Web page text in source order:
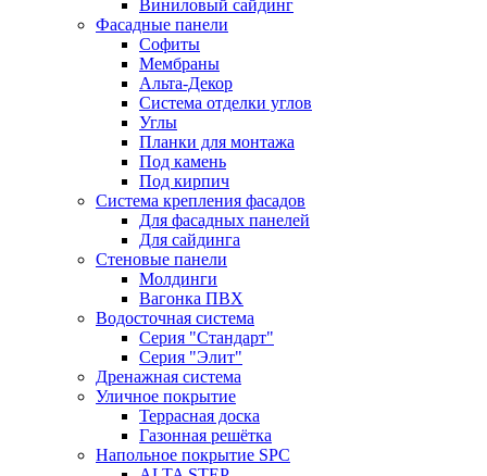
Виниловый сайдинг
Фасадные панели
Софиты
Мембраны
Альта-Декор
Система отделки углов
Углы
Планки для монтажа
Под камень
Под кирпич
Система крепления фасадов
Для фасадных панелей
Для сайдинга
Стеновые панели
Молдинги
Вагонка ПВХ
Водосточная система
Серия "Стандарт"
Серия "Элит"
Дренажная система
Уличное покрытие
Террасная доска
Газонная решётка
Напольное покрытие SPC